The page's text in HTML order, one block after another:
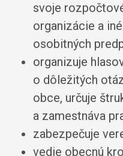
svoje
organizácie a
osobitných
organizuje
o dôležitých
obce, určuje
a zamestnáva
zabezpečuje
vedie obecnú